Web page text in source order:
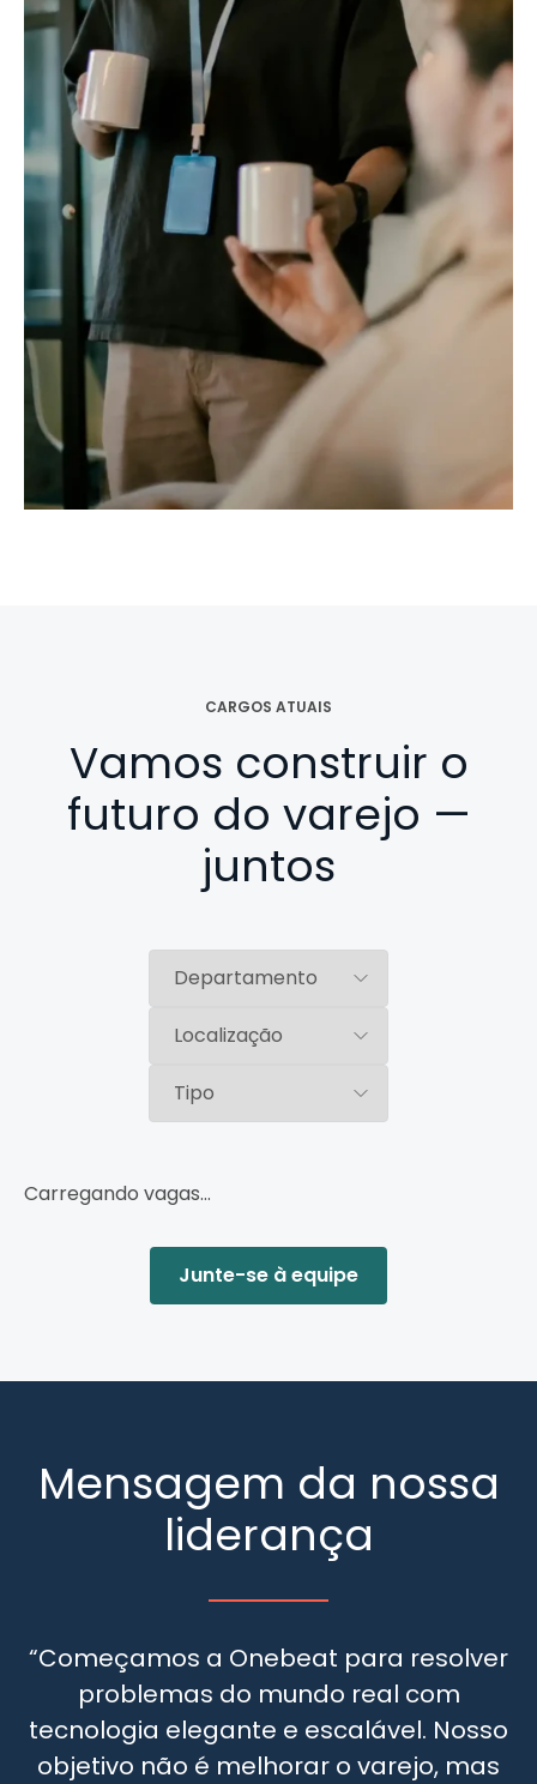
CARGOS ATUAIS
Vamos construir o
futuro do varejo —
juntos
Carregando vagas…
Junte-se à equipe
Mensagem da nossa
liderança
“Começamos a Onebeat para resolver
problemas do mundo real com
tecnologia elegante e escalável. Nosso
objetivo não é melhorar o varejo, mas